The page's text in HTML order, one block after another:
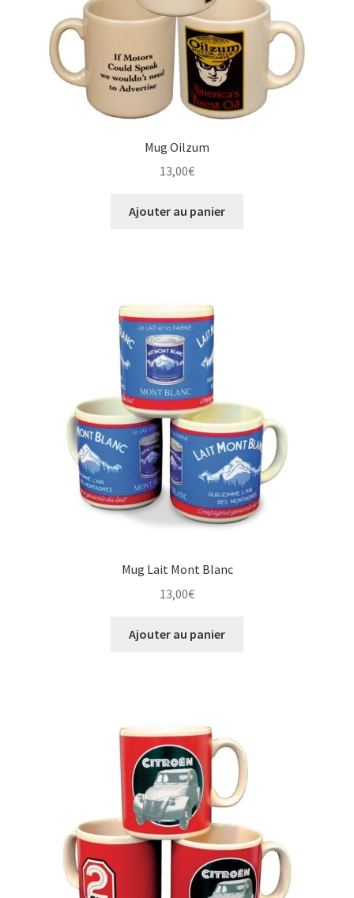
Mug Oilzum
13,00€
Ajouter au panier
Mug Lait Mont Blanc
13,00€
Ajouter au panier